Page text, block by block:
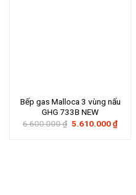
Bếp gas Malloca 3 vùng nấu
GHG 733B NEW
6.600.000₫ Giá
5.610.000₫Giá